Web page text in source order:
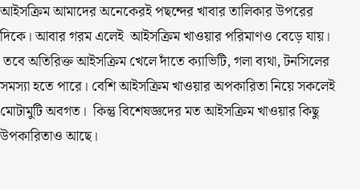
আইসক্রিম আমাদের অনেকেরই পছন্দের খাবার তালিকার উপরের
দিকে। আবার গরম এলেই আইসক্রিম খাওয়ার পরিমাণও বেড়ে যায়।
তবে অতিরিক্ত আইসক্রিম খেলে দাঁতে ক্যাভিটি, গলা ব্যথা, টনসিলের
সমস্যা হতে পারে। বেশি আইসক্রিম খাওয়ার অপকারিতা নিয়ে সকলেই
মোটামুটি অবগত। কিন্তু বিশেষজ্ঞদের মত আইসক্রিম খাওয়ার কিছু
উপকারিতাও আছে।